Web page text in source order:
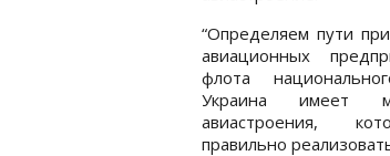
“Определяем пути
авиационных
флота
Украина имеет
авиастроения,
правильно